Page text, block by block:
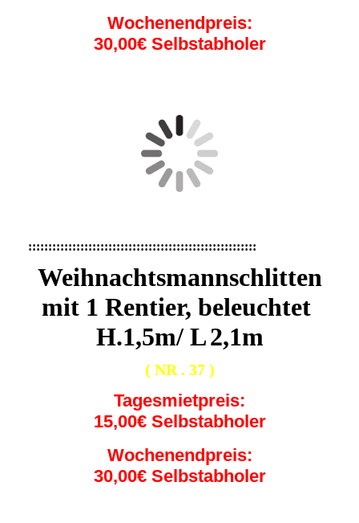
Wochenendpreis:
30,00€ Selbstabholer
:::::::::::::::::::::::::::::::::::::::::::::::::::::::::
Weihnachtsmannschlitten
mit 1 Rentier, beleuchtet
H.1,5m/ L2,1m
( NR . 37 )
Tagesmietpreis:
15,00€ Selbstabholer
Wochenendpreis:
30,00€ Selbstabholer